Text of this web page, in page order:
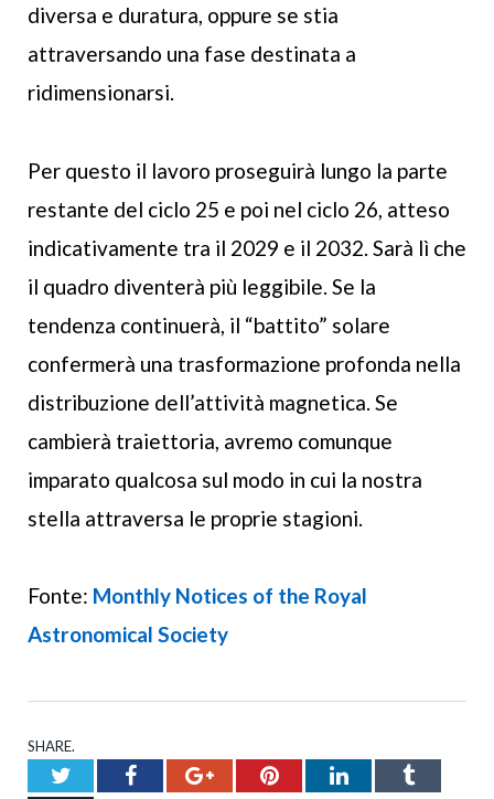
diversa e duratura, oppure se stia
attraversando una fase destinata a
ridimensionarsi.
Per questo il lavoro proseguirà lungo la parte
restante del ciclo 25 e poi nel ciclo 26, atteso
indicativamente tra il 2029 e il 2032. Sarà lì che
il quadro diventerà più leggibile. Se la
tendenza continuerà, il “battito” solare
confermerà una trasformazione profonda nella
distribuzione dell’attività magnetica. Se
cambierà traiettoria, avremo comunque
imparato qualcosa sul modo in cui la nostra
stella attraversa le proprie stagioni.
Fonte: Monthly Notices of the Royal
Astronomical Society
SHARE.
TwitterFacebookGoogle+PinterestLinkedInTumblr